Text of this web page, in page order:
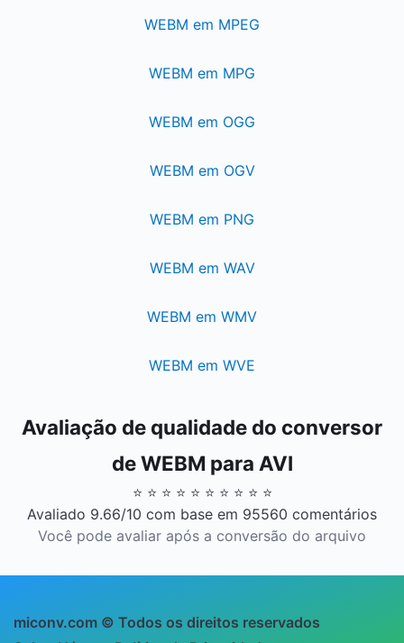
WEBM em MPEG
WEBM em MPG
WEBM em OGG
WEBM em OGV
WEBM em PNG
WEBM em WAV
WEBM em WMV
WEBM em WVE
Avaliação de qualidade do conversor
de WEBM para AVI
⭐ ⭐ ⭐ ⭐ ⭐ ⭐ ⭐ ⭐ ⭐ ⭐
Avaliado 9.66/10 com base em 95560 comentários
Você pode avaliar após a conversão do arquivo
miconv.com © Todos os direitos reservados